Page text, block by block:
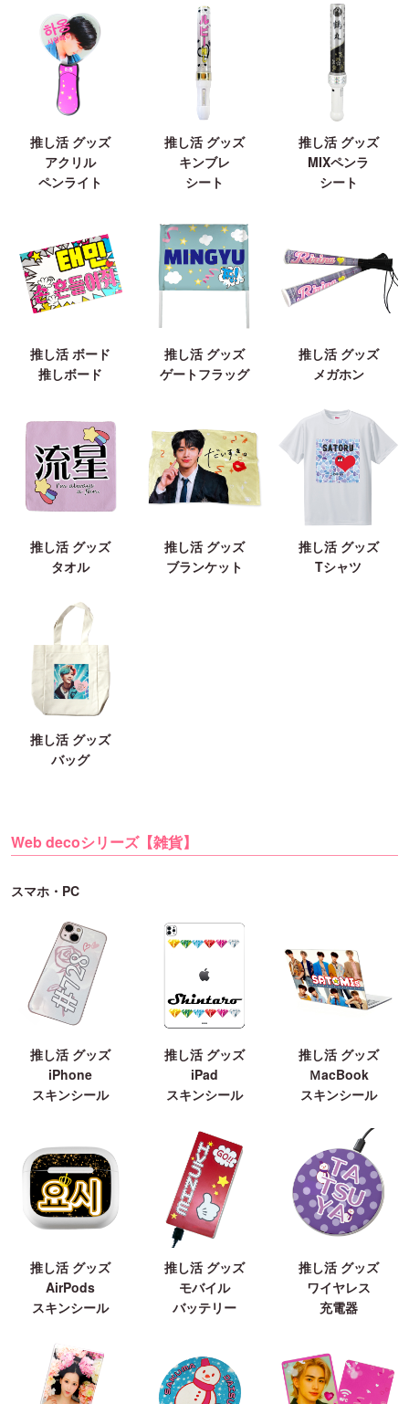
推し活 グッズ
アクリル
ペンライト
推し活 グッズ
キンブレ
シート
推し活 グッズ
MIXペンラ
シート
推し活 ボード
推しボード
推し活 グッズ
ゲートフラッグ
推し活 グッズ
メガホン
推し活 グッズ
タオル
推し活 グッズ
ブランケット
推し活 グッズ
Tシャツ
推し活 グッズ
バッグ
Web decoシリーズ【雑貨】
スマホ・PC
推し活 グッズ
iPhone
スキンシール
推し活 グッズ
iPad
スキンシール
推し活 グッズ
ＭacBook
スキンシール
推し活 グッズ
AirPods
スキンシール
推し活 グッズ
モバイル
バッテリー
推し活 グッズ
ワイヤレス
充電器